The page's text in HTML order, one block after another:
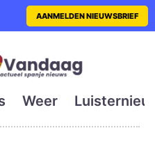
de eerste
AANMELDEN NIEUWSBRIEF
Weer